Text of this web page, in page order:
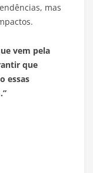
mas
vem pela
que
essas